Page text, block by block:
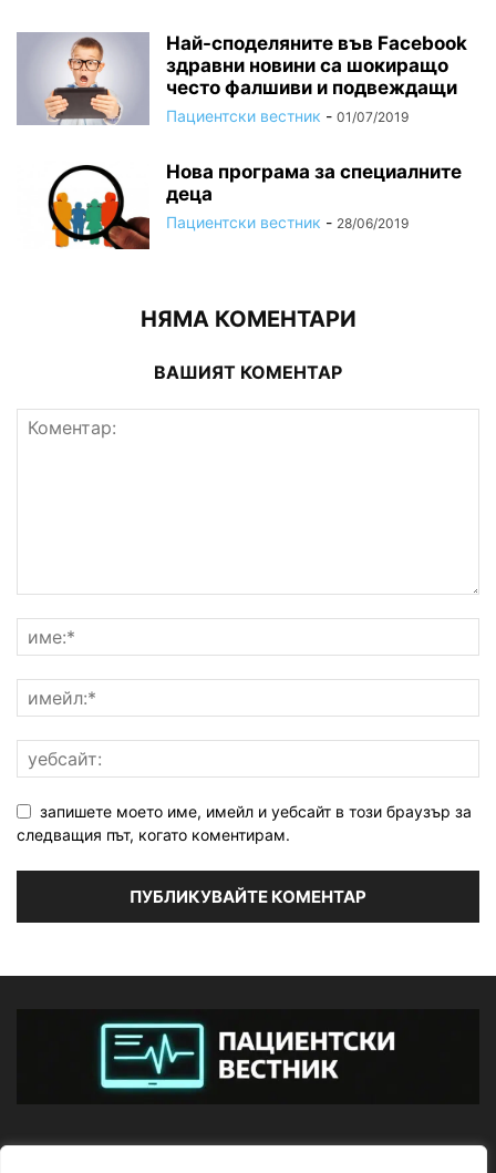
Най-споделяните във Facebook
здравни новини са шокиращо
често фалшиви и подвеждащи
Пациентски вестник - 01/07/2019
Нова програма за специалните
деца
Пациентски вестник - 28/06/2019
НЯМА КОМЕНТАРИ
ВАШИЯТ КОМЕНТАР
запишете моето име, имейл и уебсайт в този браузър за
следващия път, когато коментирам.